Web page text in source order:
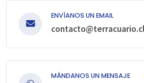
ENVÍANOS UN EMAIL
contacto@terracuario.cl
MÁNDANOS UN MENSAJE